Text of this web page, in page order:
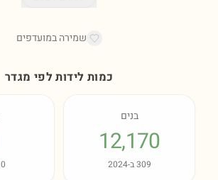
שמירה במועדפים
כמות לידות לפי מגדר
בנים
12,170
309ב-2024
0